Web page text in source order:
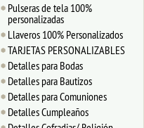
Pulseras de tela 100%
personalizadas
Llaveros 100% Personalizados
TARJETAS PERSONALIZABLES
Detalles para Bodas
Detalles para Bautizos
Detalles para Comuniones
Detalles Cumpleaños